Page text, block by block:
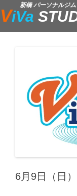
新橋 パーソナルジム
ViVa
6月9日（日